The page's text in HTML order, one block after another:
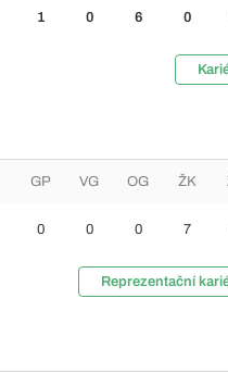
1 0 6 0
GP VG OG ŽK
0 0 0 7
Reprezentační